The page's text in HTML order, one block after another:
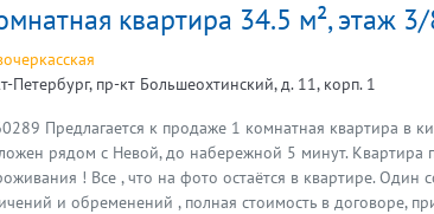
квартира 34.5 м², этаж
Петербург, пр-кт Большеохтинский, д. 11, корп. 1
Предлагается к продаже 1 комнатная квартира в
рядом с Невой, до набережной 5 минут. Квартира
! Все , что на фото остаётся в квартире. Один
и обременений , полная стоимость в договоре,